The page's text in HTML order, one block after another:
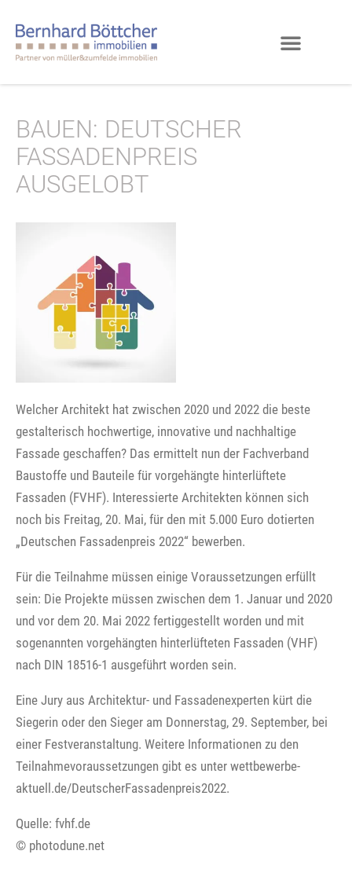
BAUEN: DEUTSCHER
FASSADENPREIS
AUSGELOBT
Welcher Architekt hat zwischen 2020 und 2022 die beste
gestalterisch hochwertige, innovative und nachhaltige
Fassade geschaffen? Das ermittelt nun der Fachverband
Baustoffe und Bauteile für vorgehängte hinterlüftete
Fassaden (FVHF). Interessierte Architekten können sich
noch bis Freitag, 20. Mai, für den mit 5.000 Euro dotierten
„Deutschen Fassadenpreis 2022“ bewerben.
Für die Teilnahme müssen einige Voraussetzungen erfüllt
sein: Die Projekte müssen zwischen dem 1. Januar und 2020
und vor dem 20. Mai 2022 fertiggestellt worden und mit
sogenannten vorgehängten hinterlüfteten Fassaden (VHF)
nach DIN 18516-1 ausgeführt worden sein.
Eine Jury aus Architektur- und Fassadenexperten kürt die
Siegerin oder den Sieger am Donnerstag, 29. September, bei
einer Festveranstaltung. Weitere Informationen zu den
Teilnahmevoraussetzungen gibt es unter wettbewerbe-
aktuell.de/DeutscherFassadenpreis2022.
Quelle: fvhf.de
© photodune.net